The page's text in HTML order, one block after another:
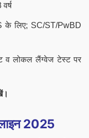
के लिए; SC/ST/PwBD
व लोकल लैंग्वेज टेस्ट पर
2025